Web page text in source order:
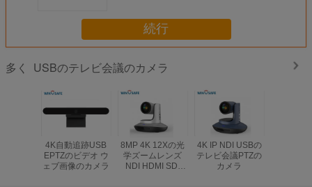
続行
多く USBのテレビ会議のカメラ
4K自動追跡USB
EPTZのビデオ ウ
ェブ画像のカメラ
8MP 4K 12Xの光
学ズームレンズ
NDI HDMI SDI
4K IP NDI USBの
テレビ会議PTZの
カメラ